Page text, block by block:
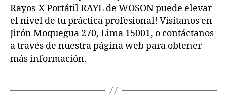
Rayos-X Portátil RAYL de WOSON puede elevar
el nivel de tu práctica profesional! Visítanos en
Jirón Moquegua 270, Lima 15001, o contáctanos
a través de nuestra página web para obtener
más información.